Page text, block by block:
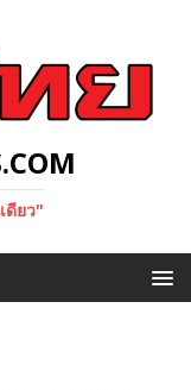
ดียว"